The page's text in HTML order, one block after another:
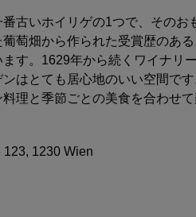
古いホイリゲの1つで、そのお
萄畑から作られた受賞歴のあ
す。1629年から続くワイナリ
はとても居心地のいい空間で
理と季節ごとの美食を合わせ
123, 1230 Wien